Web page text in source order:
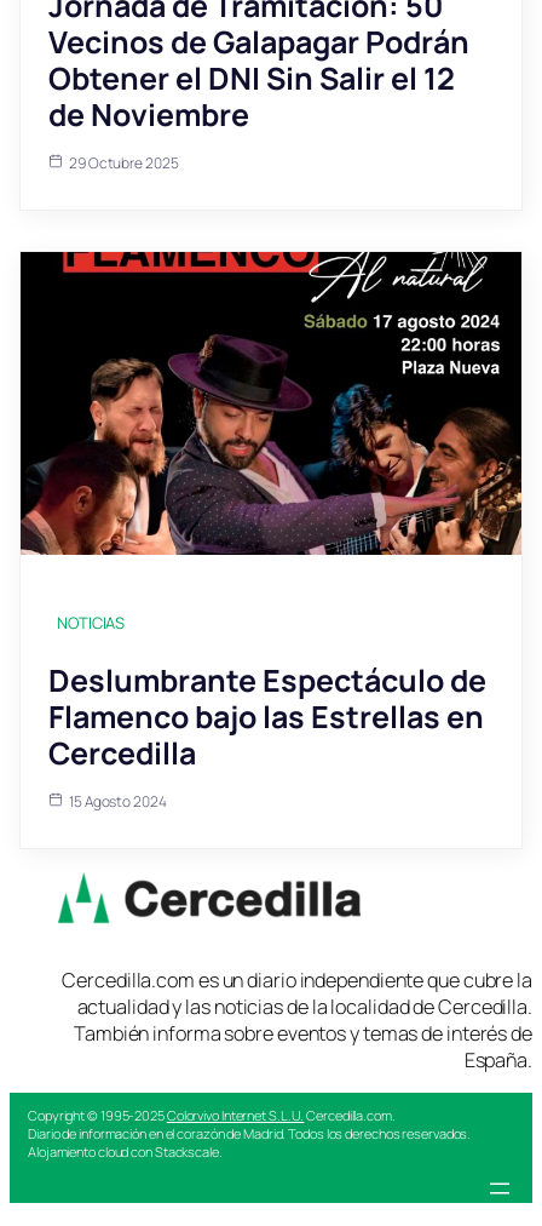
Vecinos de Galapagar Podrán
Obtener el DNI Sin Salir el 12
de Noviembre
29 Octubre 2025
NOTICIAS
Deslumbrante Espectáculo de
Flamenco bajo las Estrellas en
Cercedilla
15 Agosto 2024
Cercedilla.com es un diario independiente que cubre la
actualidad y las noticias de la localidad de Cercedilla.
También informa sobre eventos y temas de interés de
España.
Copyright © 1995-2025Colorvivo Internet S.L.U. Cercedilla.com.
Diario de información en el corazón de Madrid. Todos los derechos reservados.
Alojamiento cloud con Stackscale.